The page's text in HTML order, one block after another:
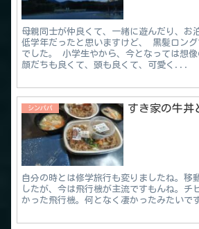
母親同士が仲良くて、一緒に遊んだり、お
低学年だったと思いますけど、 黒髪ロン
でした。 小学生やから、今となっては想像
顔だちも良くて、頭も良くて、可愛く...
シンパパ すき家の牛丼
自分の時とは修学旅行も変りましたね。移
したが、今は飛行機が主流ですもんね。チ
かった飛行機。何となく凄かったみたいで